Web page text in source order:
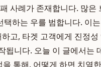
사례가 존재합니다. 많은
하는 우를 범합니다. 이
고, 타겟 고객에게 진정
됩니다. 오늘 이 글에서는
을 통해, 어떻게 하면 치열